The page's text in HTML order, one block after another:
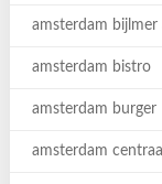
amsterdam bijlmer
amsterdam bistro
amsterdam burger
amsterdam centraal